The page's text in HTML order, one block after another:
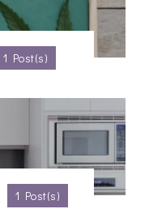
1 Post(s)
1 Post(s)